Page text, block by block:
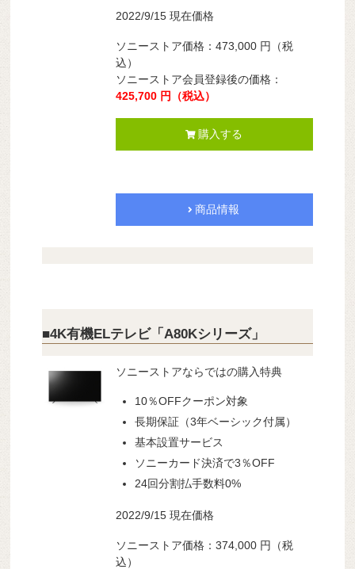
2022/9/15 現在価格
ソニーストア価格：473,000 円（税
込）
ソニーストア会員登録後の価格：
425,700 円（税込）
購入する
商品情報
■4K有機ELテレビ「A80Kシリーズ」
ソニーストアならではの購入特典
10％OFFクーポン対象
長期保証（3年ベーシック付属）
基本設置サービス
ソニーカード決済で3％OFF
24回分割払手数料0%
2022/9/15 現在価格
ソニーストア価格：374,000 円（税
込）